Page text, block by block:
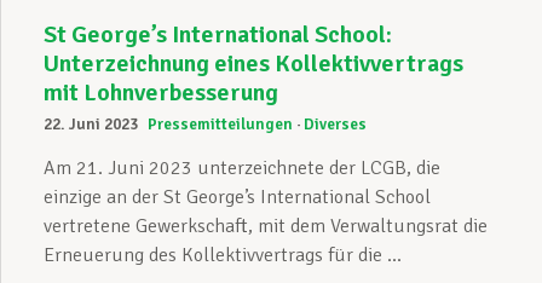
St George’s International School:
Unterzeichnung eines Kollektivvertrags
mit Lohnverbesserung
22. Juni 2023 Pressemitteilungen Diverses
Am 21. Juni 2023 unterzeichnete der LCGB, die
einzige an der St George’s International School
vertretene Gewerkschaft, mit dem Verwaltungsrat die
Erneuerung des Kollektivvertrags für die ...